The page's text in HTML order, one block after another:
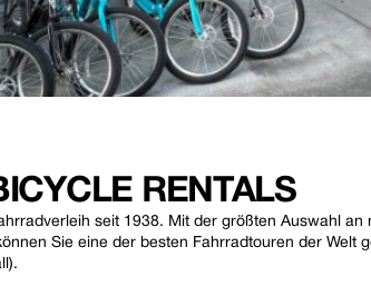
RENTALS
seit 1938. Mit der größten Auswahl
Sie eine der besten Fahrradtouren der Welt